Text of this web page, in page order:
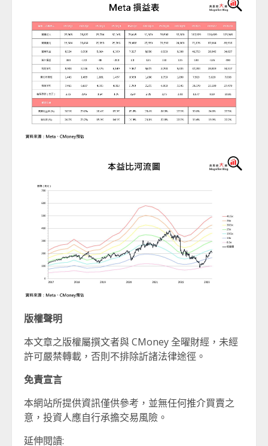
版權聲明
本文章之版權屬撰文者與 CMoney 全曜財經，未經
許可嚴禁轉載，否則不排除訢諸法律途徑。
免責宣言
本網站所提供資訊僅供參考，並無任何推介買賣之
意，投資人應自行承擔交易風險。
延伸閱讀: